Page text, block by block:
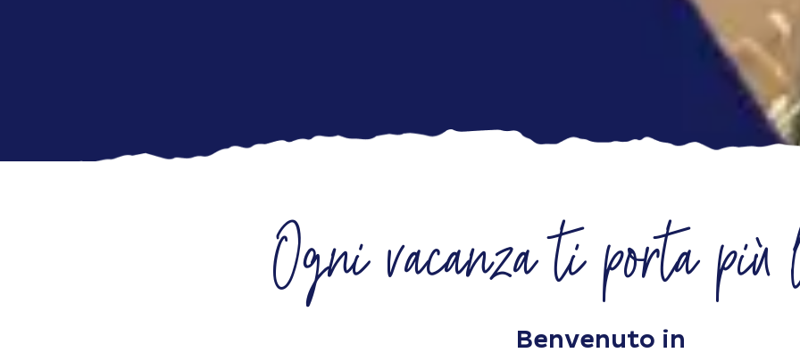
Ogni vacanza ti porta più
Benvenuto in